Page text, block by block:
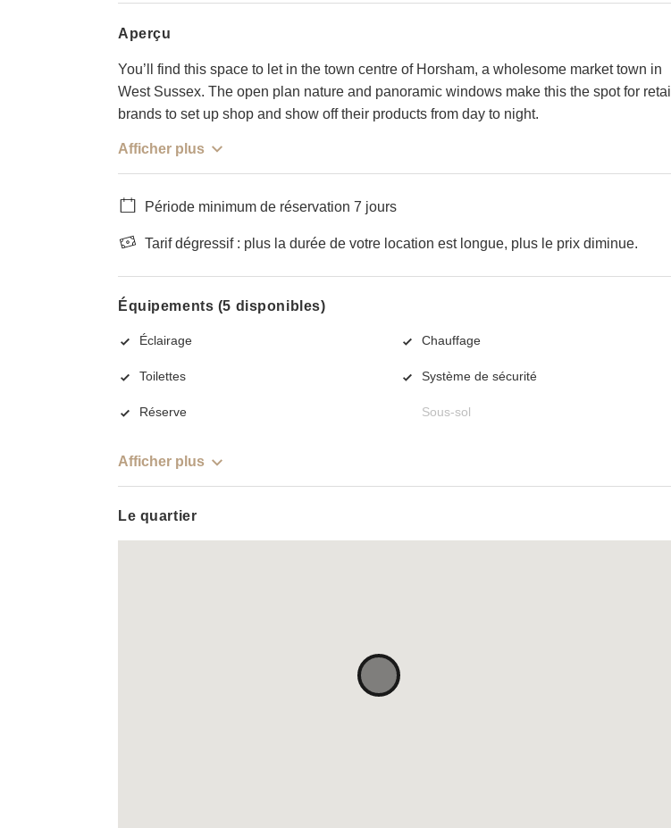
aperçu
You’ll find this space to let in the town centre of Horsham, a wholesome market town in
West Sussex. The open plan nature and panoramic windows make this the spot for retail
brands to set up shop and show off their products from day to night.
Afficher plus
Période minimum de réservation 7 jours
Tarif dégressif : plus la durée de votre location est longue, plus le prix diminue.
Équipements (5 disponibles)
Éclairage Chauffage
Toilettes Système de sécurité
Réserve Sous-sol
Afficher plus
Le quartier